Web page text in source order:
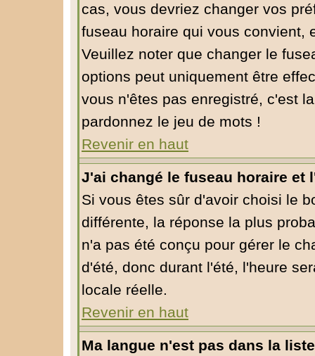
cas, vous devriez changer vos
fuseau horaire qui vous convient,
Veuillez noter que changer le
options peut uniquement être
vous n'êtes pas enregistré, c'est
pardonnez le jeu de mots !
Revenir en haut
J'ai changé le fuseau horaire
Si vous êtes sûr d'avoir choisi le
différente, la réponse la plus
n'a pas été conçu pour gérer le
d'été, donc durant l'été, l'heure
locale réelle.
Revenir en haut
Ma langue n'est pas dans la